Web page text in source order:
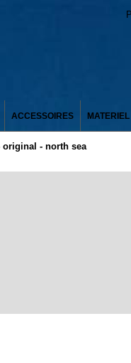
ACCESSOIRES MATERIEL
original - north sea